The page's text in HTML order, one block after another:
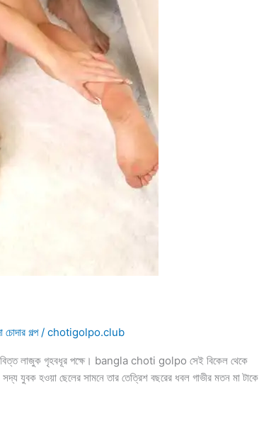
চোদার গল্প/ chotigolpo.club
লাজুক গৃহবধূর পক্ষে। bangla choti golpo সেই বিকেল থেকে
যুবক হওয়া ছেলের সামনে তার তেত্রিশ বছরের ধবল গাভীর মতন মা টাকে